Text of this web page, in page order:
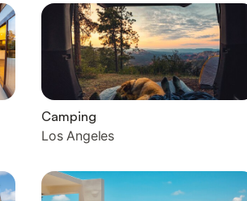
Camping
Los Angeles